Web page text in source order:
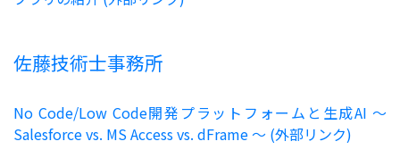
佐藤技術士事務所
No Code/Low Code開発プラットフォームと生成AI ～
Salesforce vs. MS Access vs. dFrame ～ (外部リンク)